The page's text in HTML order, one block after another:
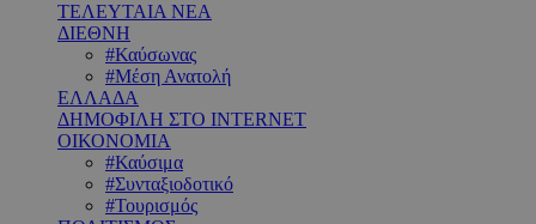
ΤΕΛΕΥΤΑΙΑ ΝΕΑ
ΔΙΕΘΝΗ
#Καύσωνας
#Μέση Ανατολή
ΕΛΛΑΔΑ
ΔΗΜΟΦΙΛΗ ΣΤΟ INTERNET
ΟΙΚΟΝΟΜΙΑ
#Καύσιμα
#Συνταξιοδοτικό
#Τουρισμός